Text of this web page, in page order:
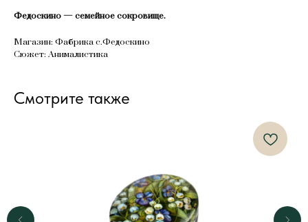
Федоскино — семейное сокровище.
Магазин: Фабрика с.Федоскино
Сюжет: Анималистика
Смотрите также